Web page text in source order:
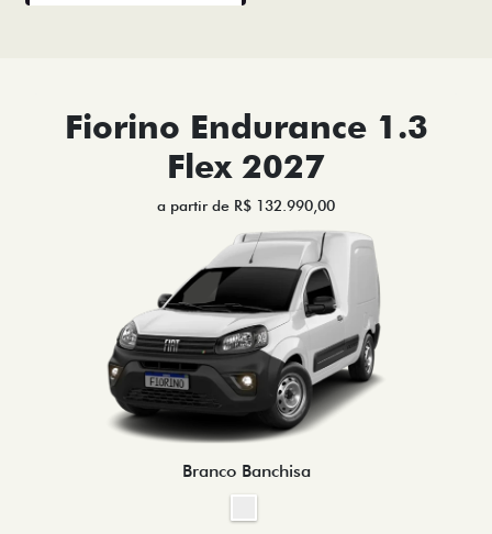
Fiorino Endurance 1.3
Flex 2027
a partir de R$ 132.990,00
Branco Banchisa